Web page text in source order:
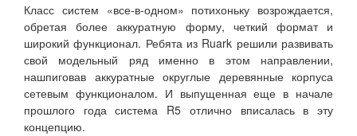
Класс систем «все-в-одном» потихоньку возрождается,
обретая более аккуратную форму, четкий формат и
широкий функционал. Ребята из Ruark решили развивать
свой модельный ряд именно в этом направлении,
нашпиговав аккуратные округлые деревянные корпуса
сетевым функционалом. И выпущенная еще в начале
прошлого года система R5 отлично вписалась в эту
концепцию.